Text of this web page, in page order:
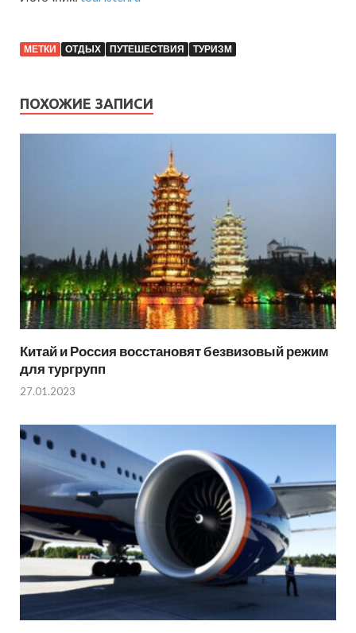
МЕТКИ ОТДЫХ ПУТЕШЕСТВИЯ ТУРИЗМ
ПОХОЖИЕ ЗАПИСИ
Китай и Россия восстановят безвизовый режим
для тургрупп
27.01.2023